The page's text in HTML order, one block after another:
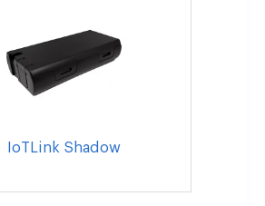
IoTLink Shadow